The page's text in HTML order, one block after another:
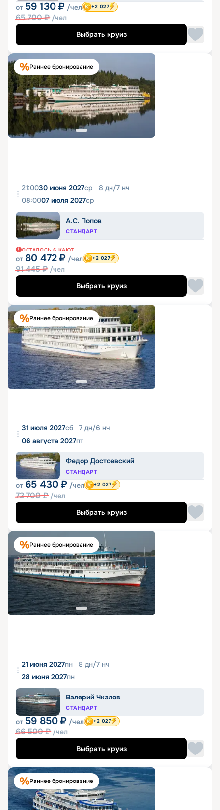
от 59 130 ₽ /чел
65 700₽ /чел
+2 027
Выбрать круиз
Раннее бронирование
21:0030 июня 2027ср 8 дн/7 нч
08:0007 июля 2027ср
А.С. Попов
СТАНДАРТ
ОСТАЛОСЬ 6 КАЮТ
от 80 472 ₽ /чел
91 445₽ /чел
+2 027
Выбрать круиз
Раннее бронирование
31 июля 2027сб 7 дн/6 нч
06 августа 2027пт
Федор Достоевский
СТАНДАРТ
от 65 430 ₽ /чел
72 700₽ /чел
+2 027
Выбрать круиз
Раннее бронирование
21 июня 2027пн 8 дн/7 нч
28 июня 2027пн
Валерий Чкалов
СТАНДАРТ
от 59 850 ₽ /чел
66 500₽ /чел
+2 027
Выбрать круиз
Раннее бронирование